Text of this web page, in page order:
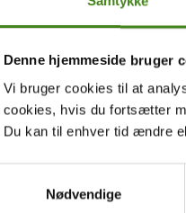
Denne hjemmeside bruger
Vi bruger cookies til at
cookies, hvis du fortsætter
Du kan til enhver tid ændre
Nødvendige